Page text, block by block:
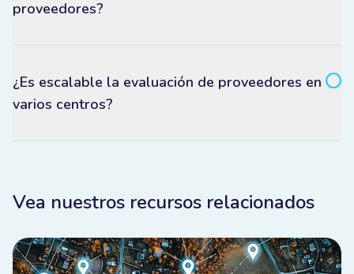
proveedores?
¿Es escalable la evaluación de proveedores en
varios centros?
Vea nuestros recursos relacionados